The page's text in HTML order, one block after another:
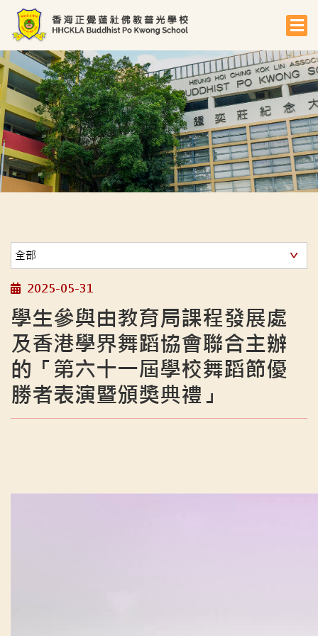
2025-05-31
學生參與由教育局課程發展處
及香港學界舞蹈協會聯合主辦
的「第六十一屆學校舞蹈節優
勝者表演暨頒獎典禮」